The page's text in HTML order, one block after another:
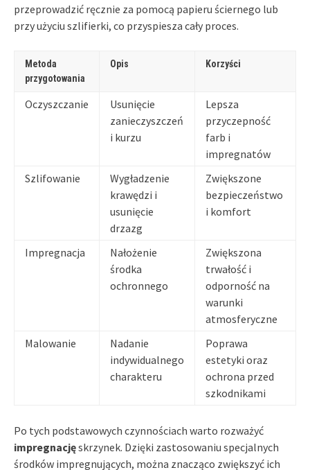
przeprowadzić ręcznie za pomocą papieru ściernego lub
przy użyciu szlifierki, co przyspiesza cały proces.
Metoda
przygotowania
Opis Korzyści
Oczyszczanie
Usunięcie
zanieczyszczeń
i kurzu
Lepsza
przyczepność
farb i
impregnatów
Szlifowanie
Wygładzenie
krawędzi i
usunięcie
drzazg
Zwiększone
bezpieczeństwo
i komfort
Impregnacja
Nałożenie
środka
ochronnego
Zwiększona
trwałość i
odporność na
warunki
atmosferyczne
Malowanie
Nadanie
indywidualnego
charakteru
Poprawa
estetyki oraz
ochrona przed
szkodnikami
Po tych podstawowych czynnościach warto rozważyć
impregnacjęskrzynek. Dzięki zastosowaniu specjalnych
środków impregnujących, można znacząco zwiększyć ich